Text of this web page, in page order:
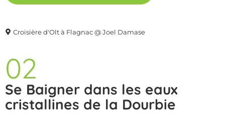
Croisière d'Olt à Flagnac @ Joel Damase
02
Se Baigner dans les eaux
cristallines de la Dourbie